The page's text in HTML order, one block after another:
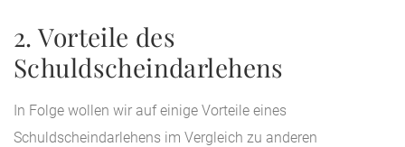
2. Vorteile des
Schuldscheindarlehens
In Folge wollen wir auf einige Vorteile eines
Schuldscheindarlehens im Vergleich zu anderen